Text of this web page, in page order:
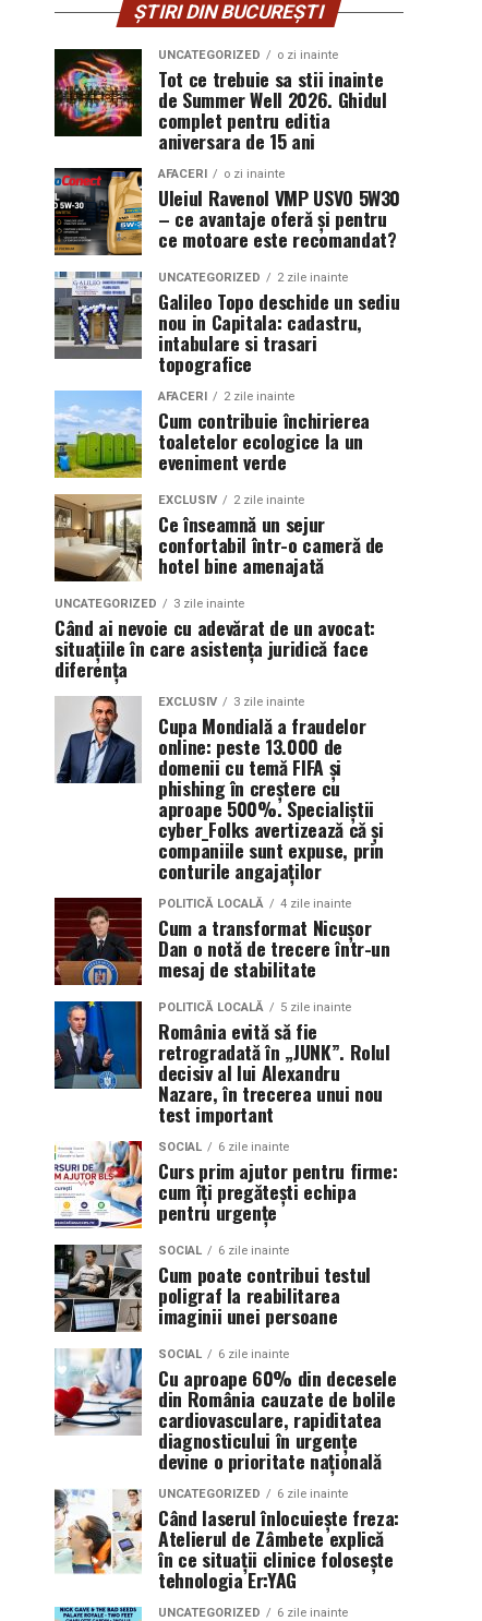
ȘTIRI DIN BUCUREȘTI
UNCATEGORIZED o zi inainte
Tot ce trebuie sa stii inainte
de Summer Well 2026. Ghidul
complet pentru editia
aniversara de 15 ani
AFACERI o zi inainte
Uleiul Ravenol VMP USVO 5W30
– ce avantaje oferă și pentru
ce motoare este recomandat?
UNCATEGORIZED 2 zile inainte
Galileo Topo deschide un sediu
nou in Capitala: cadastru,
intabulare si trasari
topografice
AFACERI 2 zile inainte
Cum contribuie închirierea
toaletelor ecologice la un
eveniment verde
EXCLUSIV 2 zile inainte
Ce înseamnă un sejur
confortabil într-o cameră de
hotel bine amenajată
UNCATEGORIZED 3 zile inainte
Când ai nevoie cu adevărat de un avocat:
situațiile în care asistența juridică face
diferența
EXCLUSIV 3 zile inainte
Cupa Mondială a fraudelor
online: peste 13.000 de
domenii cu temă FIFA și
phishing în creștere cu
aproape 500%. Specialiștii
cyber_Folks avertizează că și
companiile sunt expuse, prin
conturile angajaților
POLITICĂ LOCALĂ 4 zile inainte
Cum a transformat Nicușor
Dan o notă de trecere într-un
mesaj de stabilitate
POLITICĂ LOCALĂ 5 zile inainte
România evită să fie
retrogradată în „JUNK”. Rolul
decisiv al lui Alexandru
Nazare, în trecerea unui nou
test important
SOCIAL 6 zile inainte
Curs prim ajutor pentru firme:
cum îți pregătești echipa
pentru urgențe
SOCIAL 6 zile inainte
Cum poate contribui testul
poligraf la reabilitarea
imaginii unei persoane
SOCIAL 6 zile inainte
Cu aproape 60% din decesele
din România cauzate de bolile
cardiovasculare, rapiditatea
diagnosticului în urgențe
devine o prioritate națională
UNCATEGORIZED 6 zile inainte
Când laserul înlocuiește freza:
Atelierul de Zâmbete explică
în ce situații clinice folosește
tehnologia Er:YAG
UNCATEGORIZED 6 zile inainte